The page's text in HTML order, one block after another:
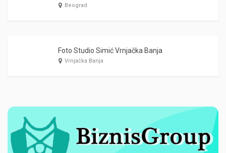
Beograd
Foto Studio Simić Vrnjačka Banja
Vrnjačka Banja